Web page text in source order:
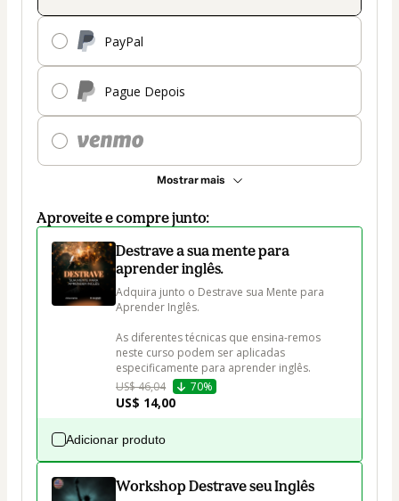
PayPal
Pague Depois
Mostrar mais
Aproveite e compre junto:
Destrave a sua mente para
aprender inglês.
Adquira junto o Destrave sua Mente para
Aprender Inglês.
As diferentes técnicas que ensina-remos
neste curso podem ser aplicadas
especificamente para aprender inglês.
US$ 46,04
70%
US$ 14,00
Adicionar produto
Workshop Destrave seu Inglês